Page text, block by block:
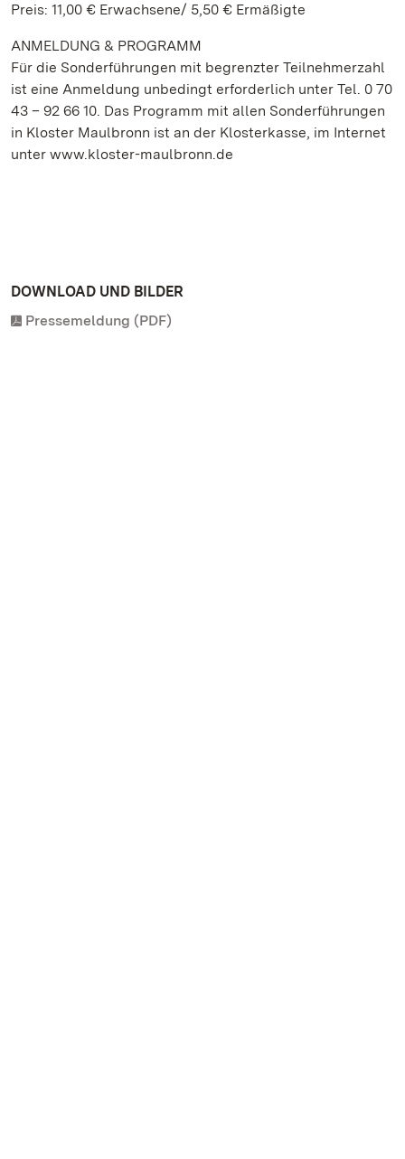
Preis: 11,00 € Erwachsene/ 5,50 € Ermäßigte
ANMELDUNG & PROGRAMM
Für die Sonderführungen mit begrenzter Teilnehmerzahl
ist eine Anmeldung unbedingt erforderlich unter Tel. 0 70
43 – 92 66 10. Das Programm mit allen Sonderführungen
in Kloster Maulbronn ist an der Klosterkasse, im Internet
unter www.kloster-maulbronn.de
DOWNLOAD UND BILDER
Pressemeldung (PDF)